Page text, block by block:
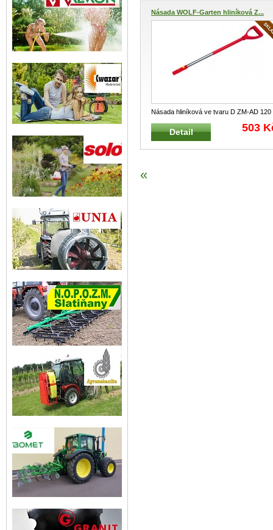
Násada WOLF-Garten hliníková Z...
Násada hliníková ve tvaru D ZM-AD 120
WOLF-Garten Hl...
Detail 503
«